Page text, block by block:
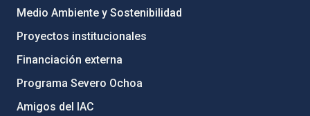
Medio Ambiente y Sostenibilidad
Proyectos institucionales
Financiación externa
Programa Severo Ochoa
Amigos del IAC